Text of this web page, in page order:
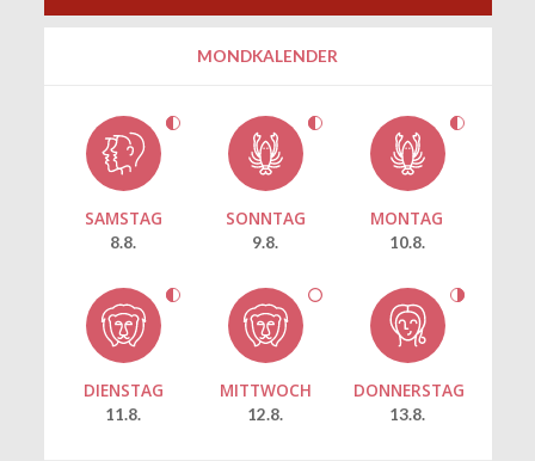
MONDKALENDER
SAMSTAG
8.8.
SONNTAG
9.8.
MONTAG
10.8.
DIENSTAG
11.8.
MITTWOCH
12.8.
DONNERSTAG
13.8.